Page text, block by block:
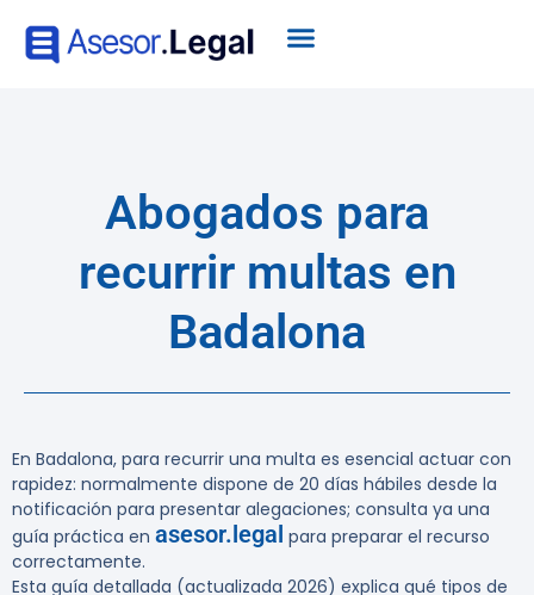
Abogados para
recurrir multas en
Badalona
En Badalona, para recurrir una multa es esencial actuar con
rapidez: normalmente dispone de 20 días hábiles desde la
notificación para presentar alegaciones; consulta ya una
guía práctica en asesor.legal para preparar el recurso
correctamente.
Esta guía detallada (actualizada 2026) explica qué tipos de